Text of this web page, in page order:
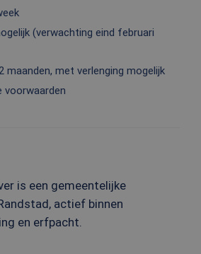
(verwachting eind februari
maanden, met verlenging mogelijk
is een gemeentelijke
actief binnen
en erfpacht.